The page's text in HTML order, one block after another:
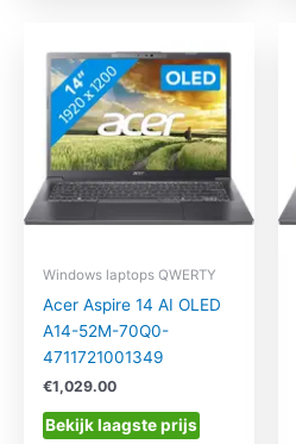
Windows laptops QWERTY
Acer Aspire 14 AI OLED
A14-52M-70Q0-
4711721001349
€1,029.00
Bekijk laagste prijs